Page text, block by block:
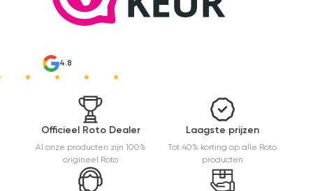
mooier uit
4.8
Officieel Roto Dealer
Al onze producten zijn 100%
origineel Roto
Laagste prijzen
Tot 40% korting op alle Roto
producten